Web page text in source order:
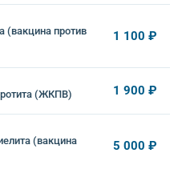
(вакцина против
1 100 ₽
(ЖКПВ) 1 900 ₽
(вакцина
5 000 ₽